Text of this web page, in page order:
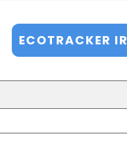
ECOTRACKER IR